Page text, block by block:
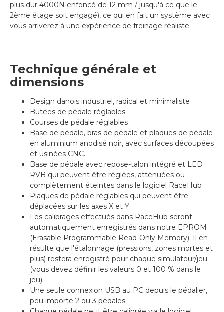
plus dur 4000N enfoncé de 12 mm / jusqu'à ce que le
2ème étage soit engagé), ce qui en fait un système avec
vous arriverez à une expérience de freinage réaliste.
Technique générale et
dimensions
Design danois industriel, radical et minimaliste
Butées de pédale réglables
Courses de pédale réglables
Base de pédale, bras de pédale et plaques de pédale
en aluminium anodisé noir, avec surfaces découpées
et usinées CNC.
Base de pédale avec repose-talon intégré et LED
RVB qui peuvent être réglées, atténuées ou
complètement éteintes dans le logiciel RaceHub
Plaques de pédale réglables qui peuvent être
déplacées sur les axes X et Y
Les calibrages effectués dans RaceHub seront
automatiquement enregistrés dans notre EPROM
(Erasable Programmable Read-Only Memory). Il en
résulte que l'étalonnage (pressions, zones mortes et
plus) restera enregistré pour chaque simulateur/jeu
(vous devez définir les valeurs 0 et 100 % dans le
jeu).
Une seule connexion USB au PC depuis le pédalier,
peu importe 2 ou 3 pédales